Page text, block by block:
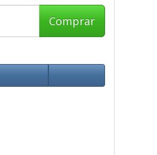
Comprar